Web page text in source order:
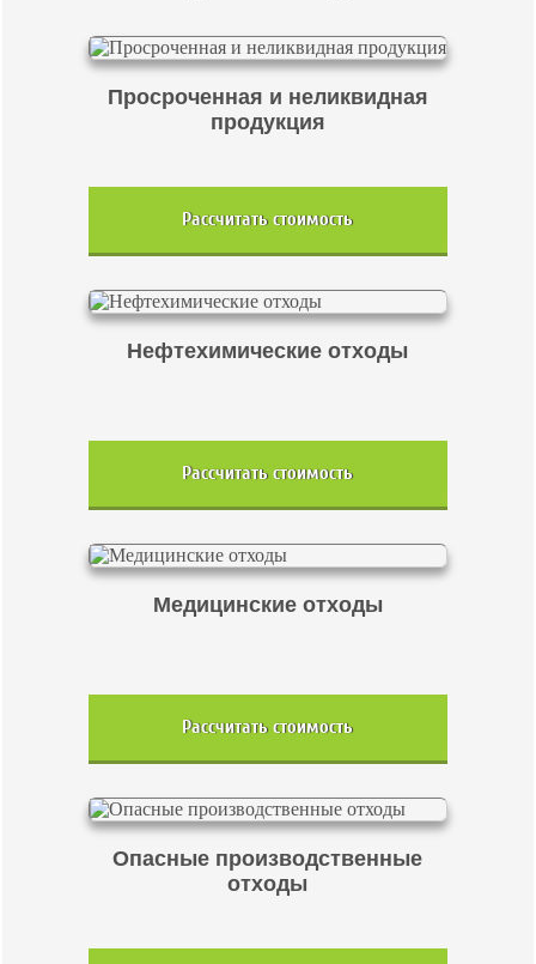
Просроченная и неликвидная
продукция
Рассчитать стоимость
Нефтехимические отходы
Рассчитать стоимость
Медицинские отходы
Рассчитать стоимость
Опасные производственные
отходы